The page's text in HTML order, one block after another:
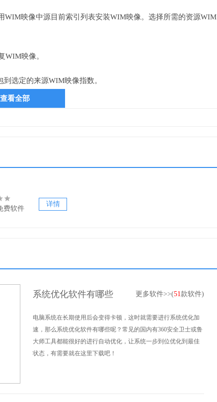
WIM映像中源目前索引列表安装WIM映像。选择所需的资源WIM
WIM映像。
选定的来源WIM映像指数。
源WIM映像指数和重新编译源WIM映像。
ISO映像，复制源文件夹到USB闪存驱动器，同步源引导和安装
颜色。
示，这部分同样完成了本地化
查看全部
费软件
详情
系统优化软件有哪些 更多软件>>(51款软件)
电脑系统在长期使用后会变得卡顿，这时就需要进行系统优化加
速，那么系统优化软件有哪些呢？常见的国内有360安全卫士或鲁
大师工具都能很好的进行自动优化，让系统一步到位优化到最佳
状态，有需要就在这里下载吧！